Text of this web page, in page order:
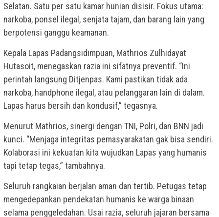
Selatan. Satu per satu kamar hunian disisir. Fokus utama:
narkoba, ponsel ilegal, senjata tajam, dan barang lain yang
berpotensi ganggu keamanan.
Kepala Lapas Padangsidimpuan, Mathrios Zulhidayat
Hutasoit, menegaskan razia ini sifatnya preventif. “Ini
perintah langsung Ditjenpas. Kami pastikan tidak ada
narkoba, handphone ilegal, atau pelanggaran lain di dalam.
Lapas harus bersih dan kondusif,” tegasnya.
Menurut Mathrios, sinergi dengan TNI, Polri, dan BNN jadi
kunci. “Menjaga integritas pemasyarakatan gak bisa sendiri.
Kolaborasi ini kekuatan kita wujudkan Lapas yang humanis
tapi tetap tegas,” tambahnya.
Seluruh rangkaian berjalan aman dan tertib. Petugas tetap
mengedepankan pendekatan humanis ke warga binaan
selama penggeledahan. Usai razia, seluruh jajaran bersama